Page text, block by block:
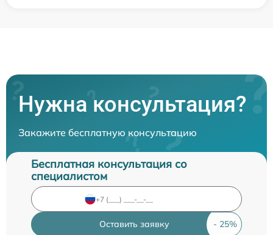
Нужна консультация?
Закажите бесплатную консультацию
Бесплатная консультация со
специалистом
Оставить заявку